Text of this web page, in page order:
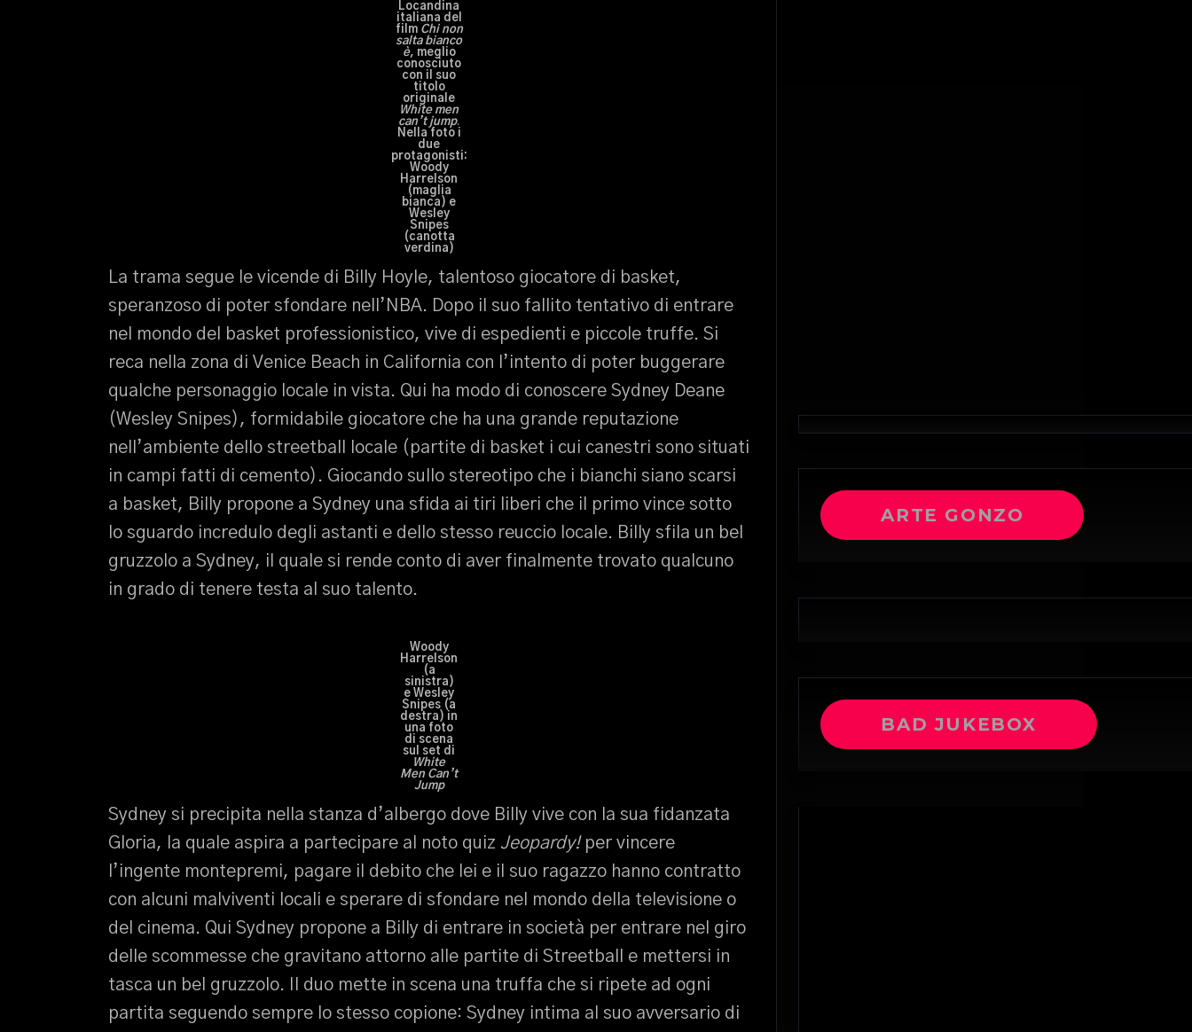
Locandina
italiana del
film Chi non
salta bianco
è, meglio
conosciuto
con il suo
titolo
originale
White men
can’t jump.
Nella foto i
due
protagonisti:
Woody
Harrelson
(maglia
bianca) e
Wesley
Snipes
(canotta
verdina)
La trama segue le vicende di Billy Hoyle, talentoso giocatore di basket,
speranzoso di poter sfondare nell’NBA. Dopo il suo fallito tentativo di entrare
nel mondo del basket professionistico, vive di espedienti e piccole truffe. Si
reca nella zona di Venice Beach in California con l’intento di poter buggerare
qualche personaggio locale in vista. Qui ha modo di conoscere Sydney Deane
(Wesley Snipes), formidabile giocatore che ha una grande reputazione
nell’ambiente dello streetball locale (partite di basket i cui canestri sono situati
in campi fatti di cemento). Giocando sullo stereotipo che i bianchi siano scarsi
a basket, Billy propone a Sydney una sfida ai tiri liberi che il primo vince sotto
lo sguardo incredulo degli astanti e dello stesso reuccio locale. Billy sfila un bel
gruzzolo a Sydney, il quale si rende conto di aver finalmente trovato qualcuno
in grado di tenere testa al suo talento.
Woody
Harrelson
(a
sinistra)
e Wesley
Snipes (a
destra) in
una foto
di scena
sul set di
White
Men Can’t
Jump
Sydney si precipita nella stanza d’albergo dove Billy vive con la sua fidanzata
Gloria, la quale aspira a partecipare al noto quiz Jeopardy!per vincere
l’ingente montepremi, pagare il debito che lei e il suo ragazzo hanno contratto
con alcuni malviventi locali e sperare di sfondare nel mondo della televisione o
del cinema. Qui Sydney propone a Billy di entrare in società per entrare nel giro
delle scommesse che gravitano attorno alle partite di Streetball e mettersi in
tasca un bel gruzzolo. Il duo mette in scena una truffa che si ripete ad ogni
partita seguendo sempre lo stesso copione: Sydney intima al suo avversario di
ARTE GONZO
BAD JUKEBOX